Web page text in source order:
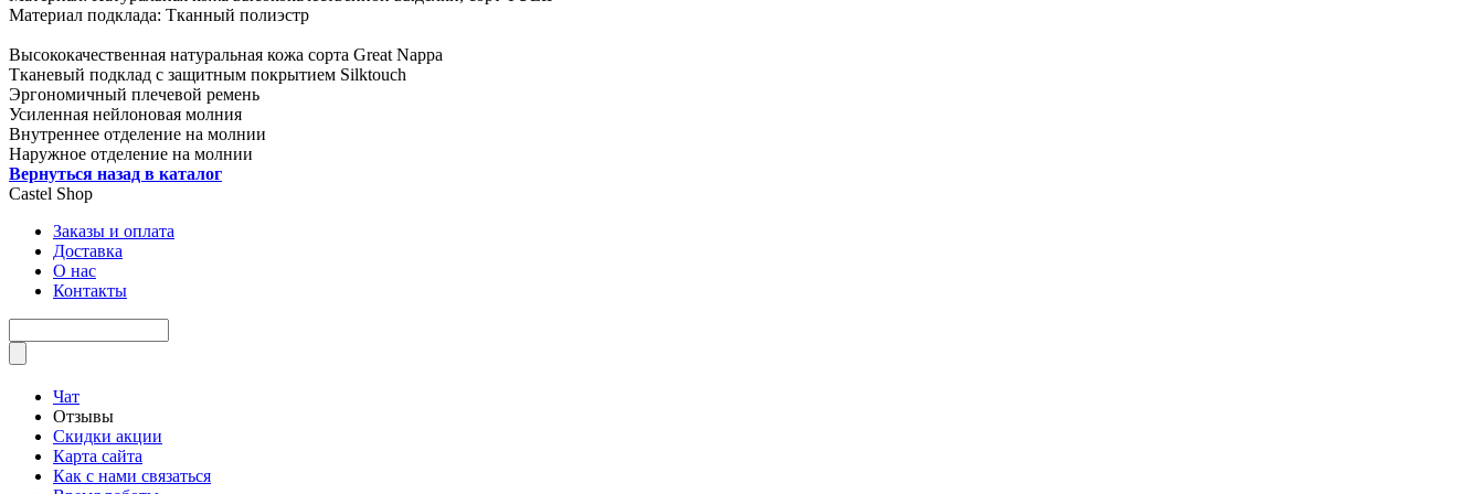
Материал подклада: Тканный полиэстр
Высококачественная натуральная кожа сорта Great Nappa
Тканевый подклад с защитным покрытием Silktouch
Эргономичный плечевой ремень
Усиленная нейлоновая молния
Внутреннее отделение на молнии
Наружное отделение на молнии
Вернуться назад в каталог
Castel Shop
Заказы и оплата
Доставка
О нас
Контакты
Чат
Отзывы
Скидки акции
Карта сайта
Как с нами связаться